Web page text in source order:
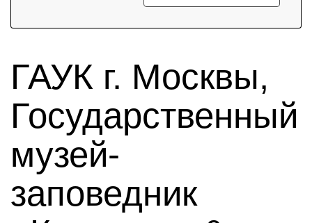
ГАУК г. Москвы,
Государственный
музей-
заповедник